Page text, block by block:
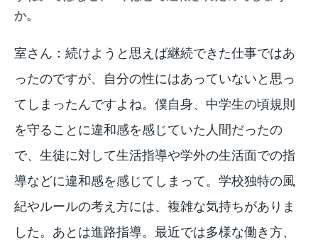
か。
室さん：続けようと思えば継続できた仕事ではあ
ったのですが、自分の性にはあっていないと思っ
てしまったんですよね。僕自身、中学生の頃規則
を守ることに違和感を感じていた人間だったの
で、生徒に対して生活指導や学外の生活面での指
導などに違和感を感じてしまって。学校独特の風
紀やルールの考え方には、複雑な気持ちがありま
した。あとは進路指導。最近では多様な働き方、